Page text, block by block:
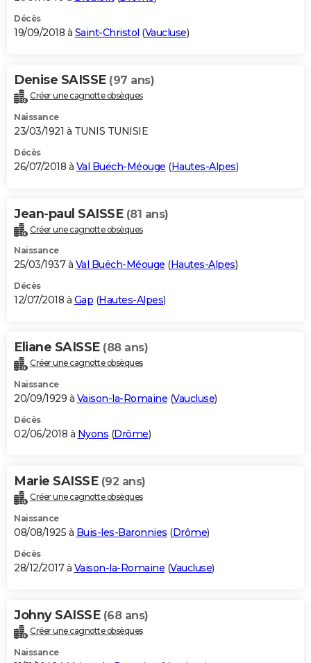
Décès
19/09/2018 à Saint-Christol (Vaucluse)
Denise SAISSE (97 ans)
Créer une cagnotte obsèques
Naissance
23/03/1921 à TUNIS TUNISIE
Décès
26/07/2018 à Val Buëch-Méouge (Hautes-Alpes)
Jean-paul SAISSE (81 ans)
Créer une cagnotte obsèques
Naissance
25/03/1937 à Val Buëch-Méouge (Hautes-Alpes)
Décès
12/07/2018 à Gap (Hautes-Alpes)
Eliane SAISSE (88 ans)
Créer une cagnotte obsèques
Naissance
20/09/1929 à Vaison-la-Romaine (Vaucluse)
Décès
02/06/2018 à Nyons (Drôme)
Marie SAISSE (92 ans)
Créer une cagnotte obsèques
Naissance
08/08/1925 à Buis-les-Baronnies (Drôme)
Décès
28/12/2017 à Vaison-la-Romaine (Vaucluse)
Johny SAISSE (68 ans)
Créer une cagnotte obsèques
Naissance